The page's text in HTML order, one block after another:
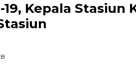
Kepala Stasiun